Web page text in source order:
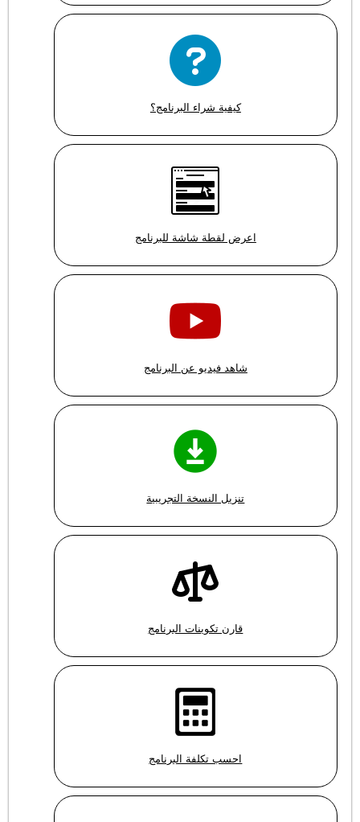
كيفية شراء البرنامج؟
اعرض لقطة شاشة للبرنامج
شاهد فيديو عن البرنامج
تنزيل النسخة التجريبية
قارن تكوينات البرنامج
احسب تكلفة البرنامج